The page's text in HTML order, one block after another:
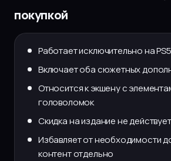
покупкой
Работает исключительно на PS5
Включает оба сюжетных
Относится к экшену с
головоломок
Скидка на издание не действует
Избавляет от необходимости
контент отдельно